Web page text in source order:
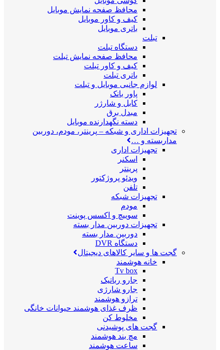
محافظ صفحه نمایش موبایل
کیف و کاور موبایل
باتری موبایل
تبلت
دستگاه تبلت
محافظ صفحه نمایش تبلت
کیف و کاور تبلت
باتری تبلت
لوازم جانبی موبایل و تبلت
پاور بانک
کابل و شارژر
مبدل برق
دسته نگهدارنده موبایل
تجهیزات اداری و شبکه – پرینتر، مودم، دوربین
مداربسته و …
تجهیزات اداری
اسکنر
پرینتر
ویدئو پروژکتور
تلفن
تجهیزات شبکه
مودم
سوییچ و اکسس پوینت
تجهیزات دوربین مدار بسته
دوربین مدار بسته
دستگاه DVR
گجت ها و سایر کالاهای دیجیتال
خانه هوشمند
Tv box
جارو رباتیک
جارو شارژی
ترازو هوشمند
ظرف غذای هوشمند حیوانات خانگی
مخلوط کن
گجت های پوشیدنی
مچ بند هوشمند
ساعت هوشمند